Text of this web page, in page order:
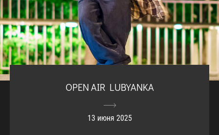
OPEN AIR LUBYANKA
13 июня 2025